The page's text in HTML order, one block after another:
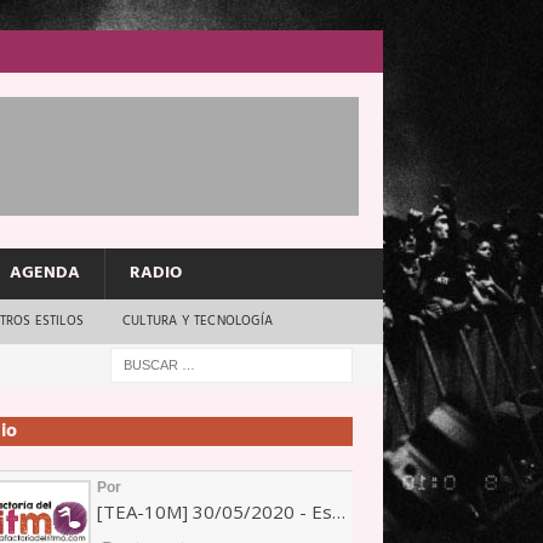
AGENDA RADIO
ESTILOS CULTURA Y TECNOLOGÍA